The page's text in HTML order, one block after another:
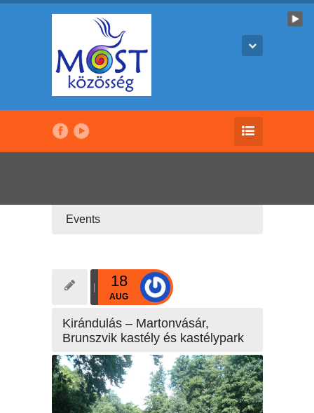
Events
18
AUG
Kirándulás – Martonvásár,
Brunszvik kastély és kastélypark